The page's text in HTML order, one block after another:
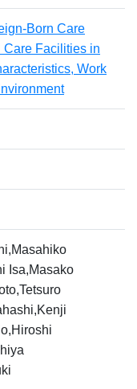
Born Care
Care Facilities in
Work
Isa,Masako